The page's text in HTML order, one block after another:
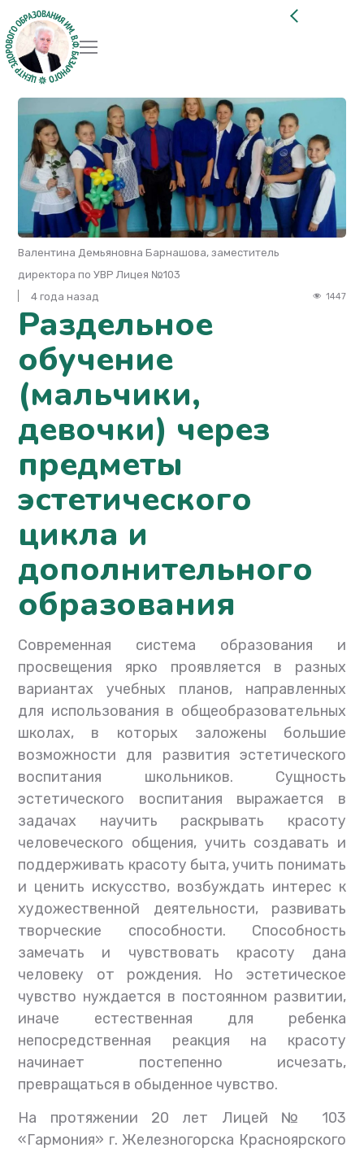
Валентина Демьяновна Барнашова, заместитель
директора по УВР Лицея №103
4 года назад
1447
Раздельное
обучение
(мальчики,
девочки) через
предметы
эстетического
цикла и
дополнительного
образования
Современная система образования и
просвещения ярко проявляется в разных
вариантах учебных планов, направленных
для использования в общеобразовательных
школах, в которых заложены большие
возможности для развития эстетического
воспитания школьников. Сущность
эстетического воспитания выражается в
задачах научить раскрывать красоту
человеческого общения, учить создавать и
поддерживать красоту быта, учить понимать
и ценить искусство, возбуждать интерес к
художественной деятельности, развивать
творческие способности. Способность
замечать и чувствовать красоту дана
человеку от рождения. Но эстетическое
чувство нуждается в постоянном развитии,
иначе естественная для ребенка
непосредственная реакция на красоту
начинает постепенно исчезать,
превращаться в обыденное чувство.
На протяжении 20 лет Лицей № 103
«Гармония» г. Железногорска Красноярского